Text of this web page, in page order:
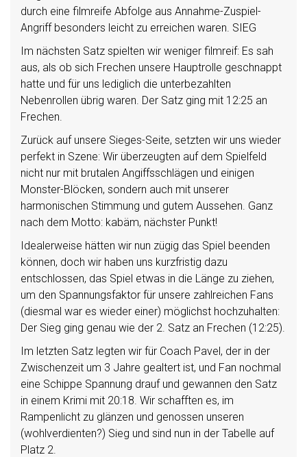
durch eine filmreife Abfolge aus Annahme-Zuspiel-
Angriff besonders leicht zu erreichen waren. SIEG
Im nächsten Satz spielten wir weniger filmreif: Es sah
aus, als ob sich Frechen unsere Hauptrolle geschnappt
hatte und für uns lediglich die unterbezahlten
Nebenrollen übrig waren. Der Satz ging mit 12:25 an
Frechen.
Zurück auf unsere Sieges-Seite, setzten wir uns wieder
perfekt in Szene: Wir überzeugten auf dem Spielfeld
nicht nur mit brutalen Angiffsschlägen und einigen
Monster-Blöcken, sondern auch mit unserer
harmonischen Stimmung und gutem Aussehen. Ganz
nach dem Motto: kabäm, nächster Punkt!
Idealerweise hätten wir nun zügig das Spiel beenden
können, doch wir haben uns kurzfristig dazu
entschlossen, das Spiel etwas in die Länge zu ziehen,
um den Spannungsfaktor für unsere zahlreichen Fans
(diesmal war es wieder einer) möglichst hochzuhalten:
Der Sieg ging genau wie der 2. Satz an Frechen (12:25).
Im letzten Satz legten wir für Coach Pavel, der in der
Zwischenzeit um 3 Jahre gealtert ist, und Fan nochmal
eine Schippe Spannung drauf und gewannen den Satz
in einem Krimi mit 20:18. Wir schafften es, im
Rampenlicht zu glänzen und genossen unseren
(wohlverdienten?) Sieg und sind nun in der Tabelle auf
Platz 2.